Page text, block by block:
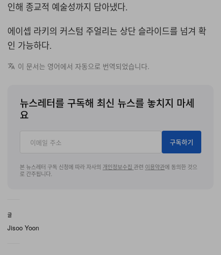
인해 종교적 예술성까지 담아냈다.
에이셉 라키의 커스텀 주얼리는 상단 슬라이드를 넘겨 확
인 가능하다.
이 문서는 영어에서 자동으로 번역되었습니다.
뉴스레터를 구독해 최신 뉴스를 놓치지 마세
요
구독하기
본 뉴스레터 구독 신청에 따라 자사의 개인정보수집 관련 이용약관에 동의한 것으
로 간주됩니다.
글
Jisoo Yoon